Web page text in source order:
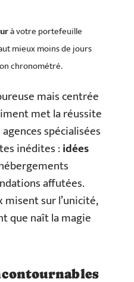
à votre portefeuille
mieux moins de jours
chronométré.
mais centrée
met la réussite
spécialisées
inédites :idées
affutées.
misent sur l’unicité,
que naît la magie